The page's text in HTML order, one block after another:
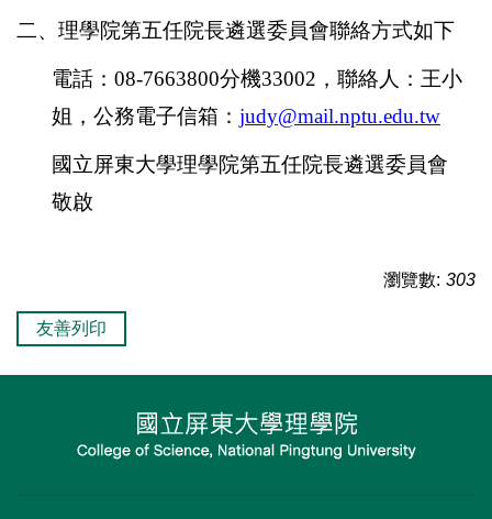
二、理學院第五任院長遴選委員會聯絡方式如下
電話： 08-7663800分機33002 ，聯絡人：王小
姐，公務電子信箱： judy@mail.nptu.edu.tw
國立屏東大學理學院第五任院長遴選委員會
敬啟
瀏覽數: 303
友善列印